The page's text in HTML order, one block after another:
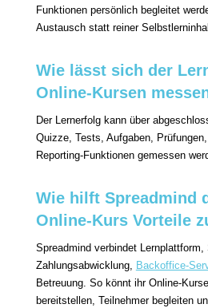
Funktionen persönlich begleitet
Austausch statt reiner
Wie lässt sich der
Online-Kursen
Der Lernerfolg kann über
Quizze, Tests, Aufgaben,
Reporting-Funktionen gemessen
Wie hilft Spreadmind
Online-Kurs Vorteile
Spreadmind verbindet Lernplattform,
Zahlungsabwicklung, Backoffice-
Betreuung. So könnt ihr Online-
bereitstellen, Teilnehmer begleiten